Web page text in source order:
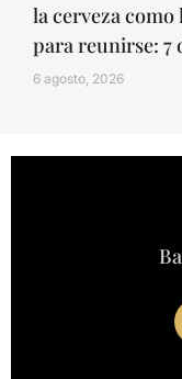
la cerveza
para reunirse: 7
6 agosto, 2026